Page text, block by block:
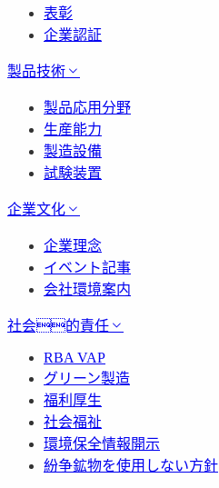
表彰
企業認証
製品技術
製品応用分野
生産能力
製造設備
試験装置
企業文化
企業理念
イベント記事
会社環境案内
社会的責任
RBA VAP
グリーン製造
福利厚生
社会福祉
環境保全情報開示
紛争鉱物を使用しない方針